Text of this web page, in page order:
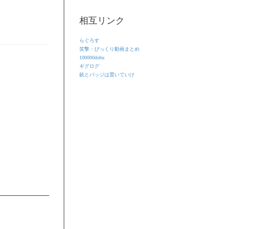
相互リンク
らぐろす
笑撃・びっくり動画まとめ
100000dobu
ギグログ
銃とバッジは置いていけ